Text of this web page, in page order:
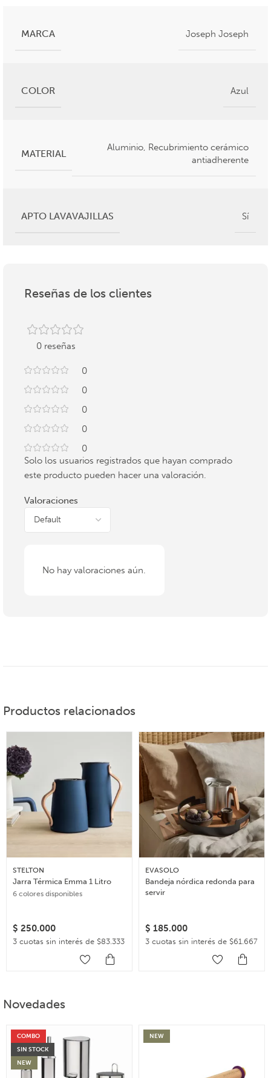
MARCA Joseph Joseph
COLOR Azul
MATERIAL
Aluminio, Recubrimiento cerámico
antiadherente
APTO LAVAVAJILLAS Sí
Reseñas de los clientes
0 reseñas
0
0
0
0
0
Valoraciones
No hay valoraciones aún.
Solo los usuarios registrados que hayan comprado
este producto pueden hacer una valoración.
Productos relacionados
STELTON
Jarra Térmica Emma 1 Litro
6 colores disponibles
$ 250.000
3 cuotas sin interés de $83.333
EVASOLO
Bandeja nórdica redonda para
servir
$ 185.000
3 cuotas sin interés de $61.667
Novedades
COMBO
SIN STOCK
NEW
NEW